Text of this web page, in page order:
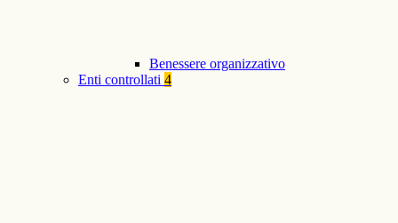
Benessere organizzativo
Enti controllati 4